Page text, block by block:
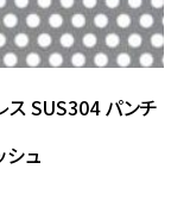
30 521
ス SUS304 パンチ
シュ